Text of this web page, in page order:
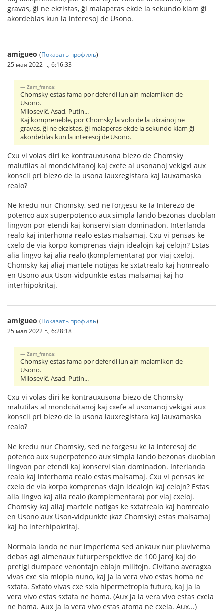
gravas, ĝi ne ekzistas, ĝi malaperas ekde la sekundo kiam ĝi
akordeblas kun la interesoj de Usono.
amigueo (Показать профиль)
25 мая 2022 г., 6:16:33
Zam_franca:
Chomsky estas fama por defendi iun ajn malamikon de
Usono.
Miloseviĉ, Asad, Putin...
Kaj kompreneble, por Chomsky la volo de la ukrainoj ne
gravas, ĝi ne ekzistas, ĝi malaperas ekde la sekundo kiam ĝi
akordeblas kun la interesoj de Usono.
Cxu vi volas diri ke kontrauxusona biezo de Chomsky
malutilas al mondcivitanoj kaj cxefe al usonanoj vekigxi aux
konscii pri biezo de la usona lauxregistara kaj lauxamaska
realo?
Ne kredu nur Chomsky, sed ne forgesu ke la interezo de
potenco aux superpotenco aux simpla lando bezonas duoblan
lingvon por etendi kaj konservi sian dominadon. Interlanda
realo kaj interhoma realo estas malsamaj. Cxu vi pensas ke
cxelo de via korpo komprenas viajn idealojn kaj celojn? Estas
alia lingvo kaj alia realo (komplementara) por viaj cxeloj.
Chomsky kaj aliaj martele notigas ke sxtatrealo kaj homrealo
en Usono aux Uson-vidpunkte estas malsamaj kaj ho
interhipokritaj.
amigueo (Показать профиль)
25 мая 2022 г., 6:28:18
Zam_franca:
Chomsky estas fama por defendi iun ajn malamikon de
Usono.
Miloseviĉ, Asad, Putin...
Cxu vi volas diri ke kontrauxusona biezo de Chomsky
malutilas al mondcivitanoj kaj cxefe al usonanoj vekigxi aux
konscii pri biezo de la usona lauxregistara kaj lauxamaska
realo?
Ne kredu nur Chomsky, sed ne forgesu ke la interesoj de
potenco aux superpotenco aux simpla lando bezonas duoblan
lingvon por etendi kaj konservi sian dominadon. Interlanda
realo kaj interhoma realo estas malsamaj. Cxu vi pensas ke
cxelo de via korpo komprenas viajn idealojn kaj celojn? Estas
alia lingvo kaj alia realo (komplementara) por viaj cxeloj.
Chomsky kaj aliaj martele notigas ke sxtatrealo kaj homrealo
en Usono aux Uson-vidpunkte (kaz Chomsky) estas malsamaj
kaj ho interhipokritaj.
Normala lando ne nur imperiema sed ankaux nur pluvivema
debas agi almenaux futurperspektive de 100 jaroj kaj do
pretigi dumpace venontajn eblajn militojn. Civitano averagxa
vivas cxe sia miopia nuno, kaj ja la vera vivo estas homa ne
sxtata. Sxtato vivas cxe sxia hipermetropia futuro, kaj ja la
vera vivo estas sxtata ne homa. (Aux ja la vera vivo estas cxela
ne homa. Aux ja la vera vivo estas atoma ne cxela. Aux...)